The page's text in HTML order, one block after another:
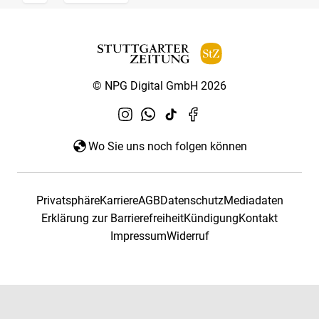
© NPG Digital GmbH 2026
Wo Sie uns noch folgen können
PrivatsphäreKarriereAGBDatenschutzMediadaten
Erklärung zur BarrierefreiheitKündigungKontakt
ImpressumWiderruf